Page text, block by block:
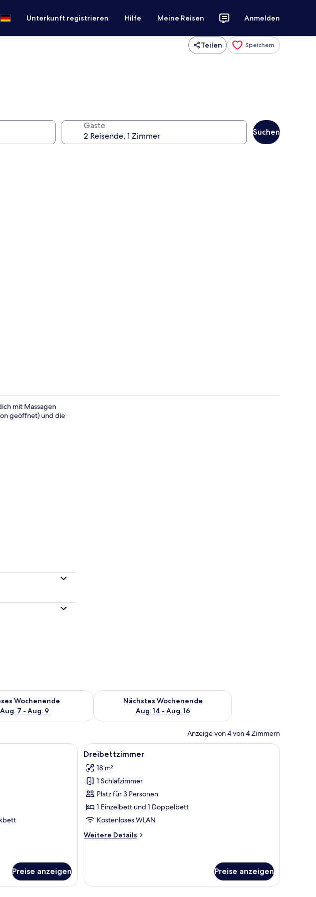
Unterkunft registrieren Hilfe Meine Reisen Anmelden
Teilen Speichern
Gäste
Suchen
mit Massagen
geöffnet) und die
9.
Wochenende
Aug. 7 - Aug. 9
Verfügbarkeit für dieses Wochenende, Aug. 7 - Aug. 9.
Nächstes Wochenende
Aug. 14 - Aug. 16
Überprüfe die Verfügbarkeit für nächstes Wochenende, Aug.
Anzeige von 4 von 4 Zimmern
mit einem großen Bett, zwei Nachttischen, einer Stehlampe, einem hölzernen Kopfteil,
Preise anzeigen
Alle
Fotos
für
Dreibettzimmer
anzeigen
Ein Hotelzimmer mit zwei Betten,
6
Dreibettzimmer
18 m²
1 Schlafzimmer
Platz für 3 Personen
1 Einzelbett und 1 Doppelbett
Kostenloses WLAN
Weitere Details
Weitere
Preise anzeigen